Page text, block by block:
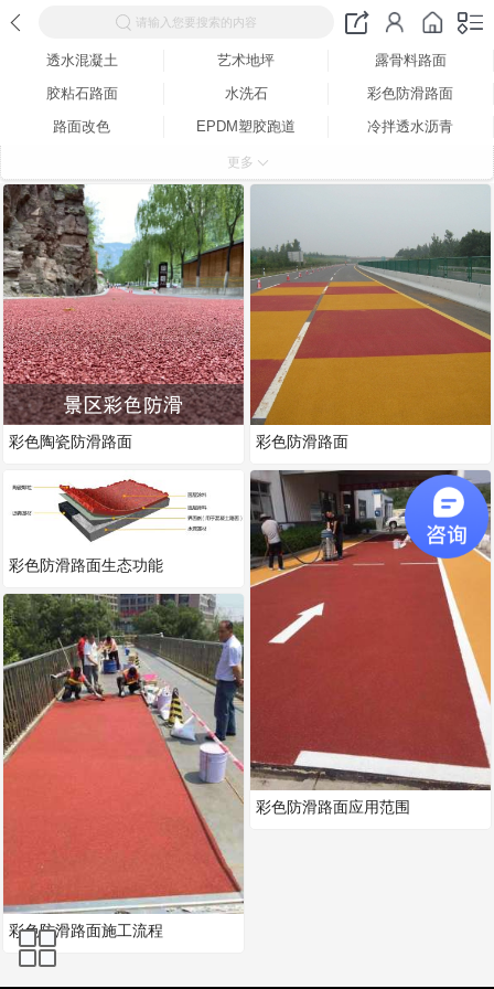
请输入您要搜索的内容
透水混凝土 艺术地坪
露骨料路面
胶粘石路面
水洗石
彩色防滑路面
路面改色
EPDM塑胶跑道
冷拌透水沥青
砖用增强剂
彩色地坪
环保抑尘剂
保护剂
脱模粉
强化料
夜光石路面 产品包装
更多
彩色陶瓷防滑路面
彩色防滑路面生态功能
彩色防滑路面施工流程
彩色防滑路面
彩色防滑路面应用范围